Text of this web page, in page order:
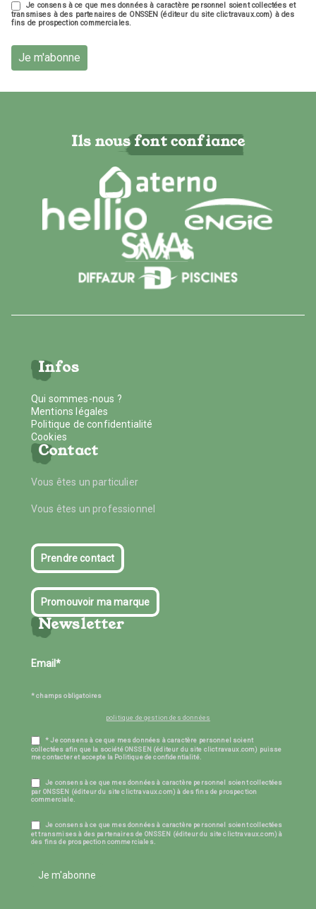
Je consens à ce que mes données à caractère personnel soient collectées et
transmises à des partenaires de ONSSEN (éditeur du site clictravaux.com) à des
fins de prospection commerciales.
Je m'abonne
Ils nous font confiance
Infos
Qui sommes-nous ?
Mentions légales
Politique de confidentialité
Cookies
Contact
Vous êtes un particulier
Vous êtes un professionnel
Prendre contact
Promouvoir ma marque
Newsletter
* champs obligatoires
politique de gestion des données
* Je consens à ce que mes données à caractère personnel soient
collectées afin que la société ONSSEN (éditeur du site clictravaux.com) puisse
me contacter et accepte la Politique de confidentialité.
Je consens à ce que mes données à caractère personnel soient collectées
par ONSSEN (éditeur du site clictravaux.com) à des fins de prospection
commerciale.
Je consens à ce que mes données à caractère personnel soient collectées
et transmises à des partenaires de ONSSEN (éditeur du site clictravaux.com) à
des fins de prospection commerciales.
Je m'abonne